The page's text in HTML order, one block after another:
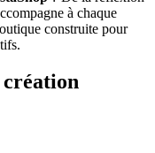
à chaque
construite pour
création